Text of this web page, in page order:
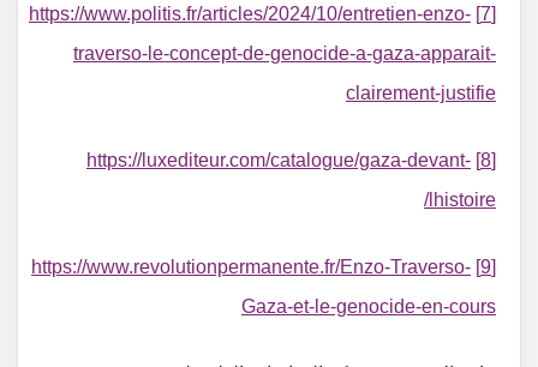
[7]
https://www.politis.fr/articles/2024/10/entretien-enzo-
traverso-le-concept-de-genocide-a-gaza-apparait-
clairement-justifie
[8]
https://luxediteur.com/catalogue/gaza-devant-
lhistoire/
[9]
https://www.revolutionpermanente.fr/Enzo-Traverso-
Gaza-et-le-genocide-en-cours